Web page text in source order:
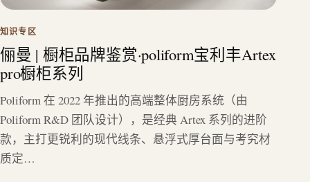
知识专区
俪曼 | 橱柜品牌鉴赏·poliform宝利丰Artex
pro橱柜系列
Poliform 在 2022 年推出的高端整体厨房系统（由
Poliform R&D 团队设计），是经典 Artex 系列的进阶
款，主打更锐利的现代线条、悬浮式厚台面与考究材
质定…